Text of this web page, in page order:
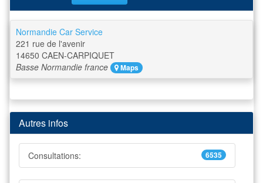
Normandie Car Service
221 rue de l'avenir
14650 CAEN-CARPIQUET
Basse Normandie france Maps
Autres infos
Consultations: 6535